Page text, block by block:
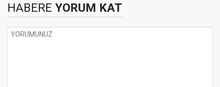
HABERE YORUM KAT